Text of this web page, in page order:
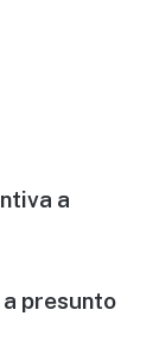
a
a presunto